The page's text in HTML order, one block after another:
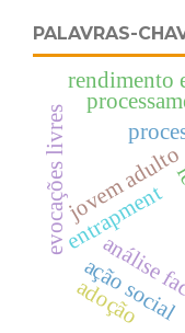
PALAVRAS-
análise
entrapment
evocações livres
ação social
jovem adulto
rendimento
adoção